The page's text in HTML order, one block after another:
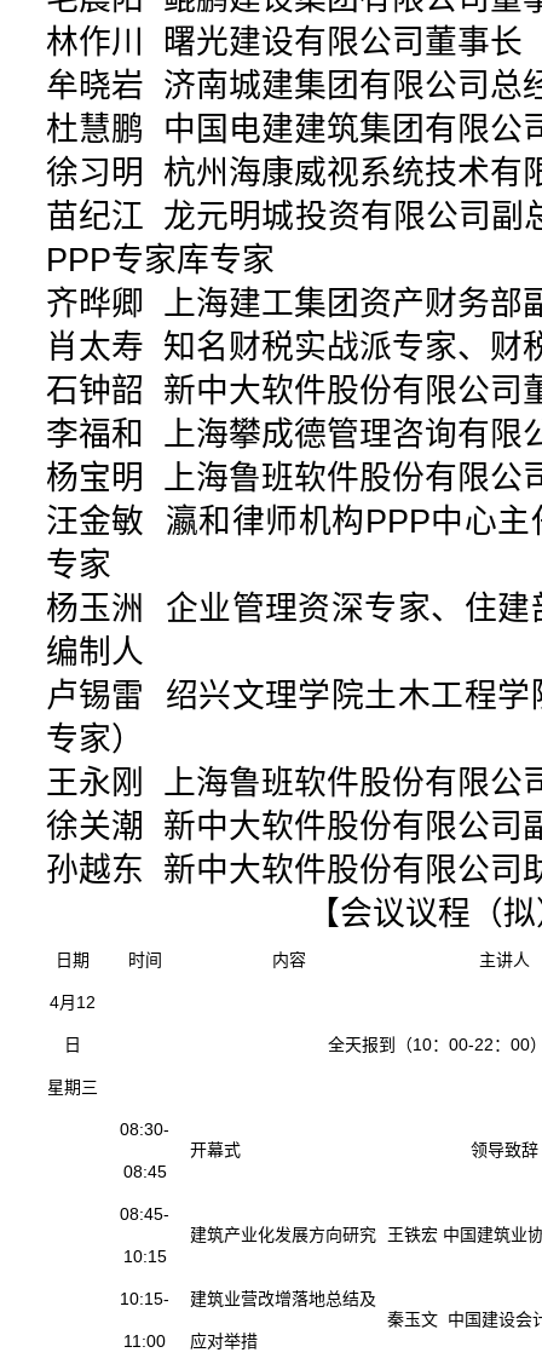
林作川 曙光建设有限公司董事长
牟晓岩 济南城建集团有限公司总
杜慧鹏 中国电建建筑集团有限公
徐习明 杭州海康威视系统技术有
苗纪江 龙元明城投资有限公司副
PPP专家库专家
齐晔卿 上海建工集团资产财务部
肖太寿 知名财税实战派专家、财
石钟韶 新中大软件股份有限公司
李福和 上海攀成德管理咨询有限
杨宝明 上海鲁班软件股份有限公
汪金敏 瀛和律师机构PPP中心主
专家
杨玉洲 企业管理资深专家、住建
编制人
卢锡雷 绍兴文理学院土木工程学
专家）
王永刚 上海鲁班软件股份有限公
徐关潮 新中大软件股份有限公司
孙越东 新中大软件股份有限公司
【会议议程（
日期 时间 内容 主讲人
4月12
日
星期三
全天报到（10：00-22：00
08:30-
08:45
开幕式 领导致辞
08:45-
10:15
建筑产业化发展方向研究 王铁宏 中国建筑业
10:15-
11:00
建筑业营改增落地总结及
应对举措
秦玉文 中国建设会